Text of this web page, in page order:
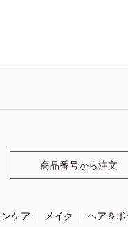
商品番号から注文
ケア メイク ヘア＆ボ